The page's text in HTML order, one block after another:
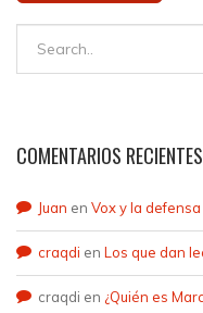
COMENTARIOS RECIENTES
Juan en Vox y la
craqdi en Los que dan
craqdi en ¿Quién es